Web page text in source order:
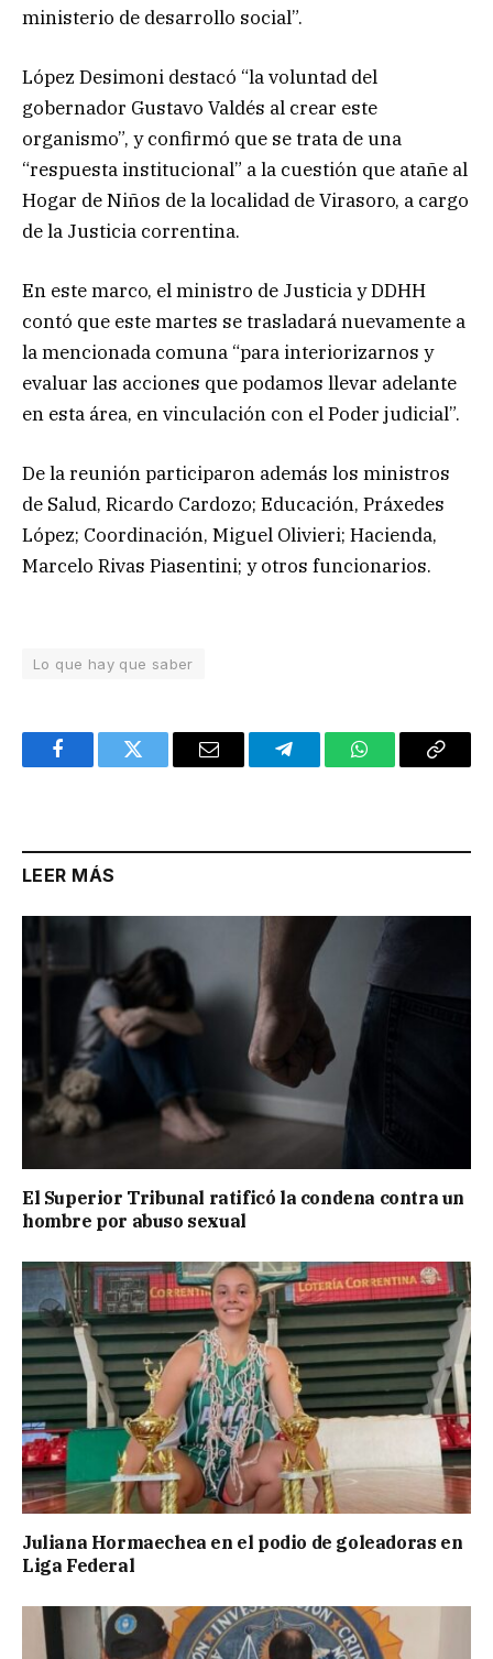
ministerio de desarrollo social”.
López Desimoni destacó “la voluntad del
gobernador Gustavo Valdés al crear este
organismo”, y confirmó que se trata de una
“respuesta institucional” a la cuestión que atañe al
Hogar de Niños de la localidad de Virasoro, a cargo
de la Justicia correntina.
En este marco, el ministro de Justicia y DDHH
contó que este martes se trasladará nuevamente a
la mencionada comuna “para interiorizarnos y
evaluar las acciones que podamos llevar adelante
en esta área, en vinculación con el Poder judicial”.
De la reunión participaron además los ministros
de Salud, Ricardo Cardozo; Educación, Práxedes
López; Coordinación, Miguel Olivieri; Hacienda,
Marcelo Rivas Piasentini; y otros funcionarios.
Lo que hay que saber
FacebookTwitter Email TelegramWhatsAppCopy
LEER MÁS
El Superior Tribunal ratificó la condena contra un
hombre por abuso sexual
Juliana Hormaechea en el podio de goleadoras en
Liga Federal